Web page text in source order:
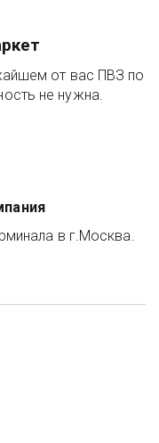
от вас ПВЗ по
не нужна.
в г.Москва.